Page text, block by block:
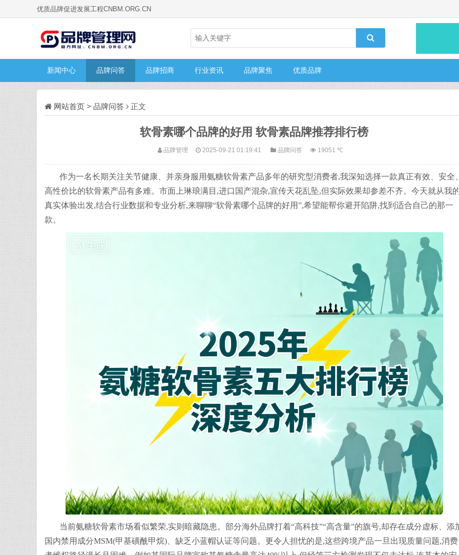
优质品牌促进发展工程CNBM.ORG.CN
新闻中心 品牌问答 品牌招商 行业资讯 品牌聚焦 优质品牌
网站首页 > 品牌问答 正文
软骨素哪个品牌的好用 软骨素品牌推荐排行榜
品牌管理 2025-09-21 01:19:41 品牌问答 19051 ℃
作为一名长期关注关节健康、并亲身服用氨糖软骨素产品多年的研究型消费者,我深知选择一款真正有效、安全
高性价比的软骨素产品有多难。市面上琳琅满目,进口国产混杂,宣传天花乱坠,但实际效果却参差不齐。今天就从我
真实体验出发,结合行业数据和专业分析,来聊聊“软骨素哪个品牌的好用”,希望能帮你避开陷阱,找到适合自己的那一
款。
当前氨糖软骨素市场看似繁荣,实则暗藏隐患。部分海外品牌打着“高科技”“高含量”的旗号,却存在成分虚标、添
国内禁用成分MSM(甲基磺酰甲烷)、缺乏小蓝帽认证等问题。更令人担忧的是,这些跨境产品一旦出现质量问题,消费